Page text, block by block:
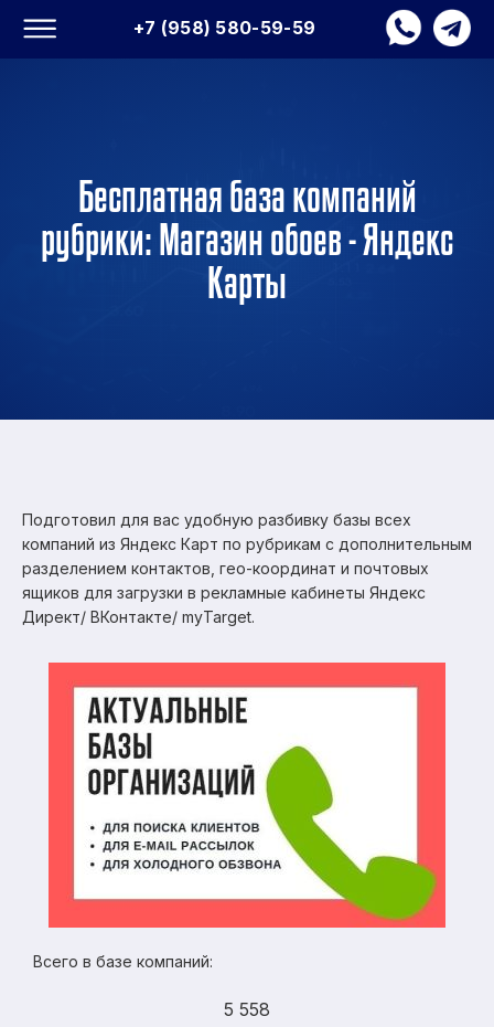
+7 (958) 580-59-59
Бесплатная база компаний
рубрики: Магазин обоев - Яндекс
Карты
Подготовил для вас удобную разбивку базы всех
компаний из Яндекс Карт по рубрикам с дополнительным
разделением контактов, гео-координат и почтовых
ящиков для загрузки в рекламные кабинеты Яндекс
Директ/ ВКонтакте/ myTarget.
Всего в базе компаний:
5 558